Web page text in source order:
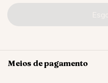
Meios de pagamento